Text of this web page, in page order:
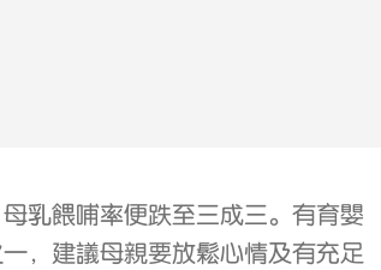
乳餵哺率便跌至三成三。有育嬰
，建議母親要放鬆心情及有充足